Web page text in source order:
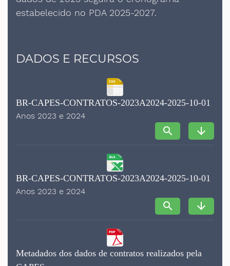
estabelecido no PDA 2025-2027.
DADOS E RECURSOS
BR-CAPES-CONTRATOS-2023A2024-2025-10-01
Anos 2023 e 2024
search arrow_downward
BR-CAPES-CONTRATOS-2023A2024-2025-10-01
Anos 2023 e 2024
search arrow_downward
Metadados dos dados de contratos realizados pela